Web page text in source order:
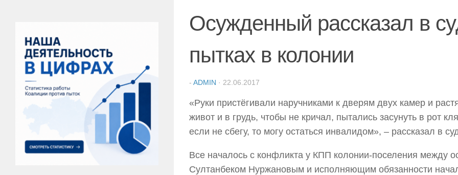
Осужденный рассказал в
пытках в колонии
- ADMIN · 22.06.2017
«Руки пристёгивали наручниками к дверям двух камер и
живот и в грудь, чтобы не кричал, пытались засунуть в рот
если не сбегу, то могу остаться инвалидом», – рассказал в
Все началось с конфликта у КПП колонии-поселения между
Султанбеком Нуржановым и исполняющим обязанности